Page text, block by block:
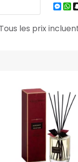
les prix